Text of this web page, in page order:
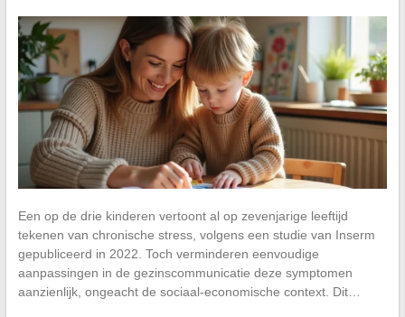
Een op de drie kinderen vertoont al op zevenjarige leeftijd
tekenen van chronische stress, volgens een studie van Inserm
gepubliceerd in 2022. Toch verminderen eenvoudige
aanpassingen in de gezinscommunicatie deze symptomen
aanzienlijk, ongeacht de sociaal-economische context. Dit…